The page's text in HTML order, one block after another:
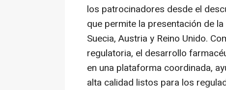
los patrocinadores desde el
que permite la presentación de
Suecia, Austria y Reino Unido.
regulatoria, el desarrollo
en una plataforma coordinada,
alta calidad listos para los